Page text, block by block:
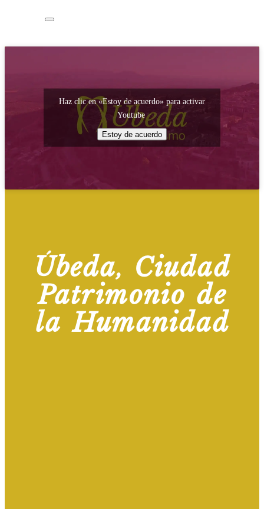
Haz clic en «Estoy de acuerdo» para activar
Youtube
Estoy de acuerdo
Úbeda, Ciudad
Patrimonio de
la Humanidad